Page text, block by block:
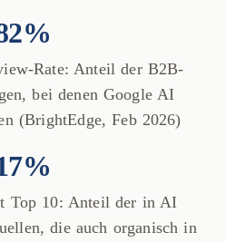
Rate: Anteil der B2B-
bei denen Google AI
(BrightEdge, Feb 2026)
Top 10: Anteil der in AI
die auch organisch in